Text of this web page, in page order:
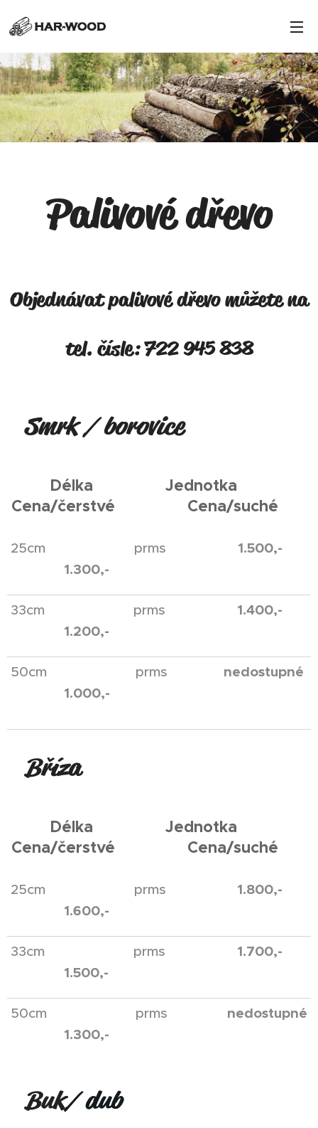
Palivové dřevo
Objednávat palivové dřevo můžete na
tel. čísle: 722 945 838
Smrk / borovice
Délka Jednotka
Cena/čerstvé Cena/suché
25cm prms
1.300,-
1.500,-
33cm prms
1.200,-
1.400,-
50cm prms
1.000,-
nedostupné
Bříza
Délka Jednotka
Cena/čerstvé Cena/suché
25cm prms
1.600,-
1.800,-
33cm prms
1.500,-
1.700,-
50cm prms
1.300,-
nedostupné
Buk/ dub